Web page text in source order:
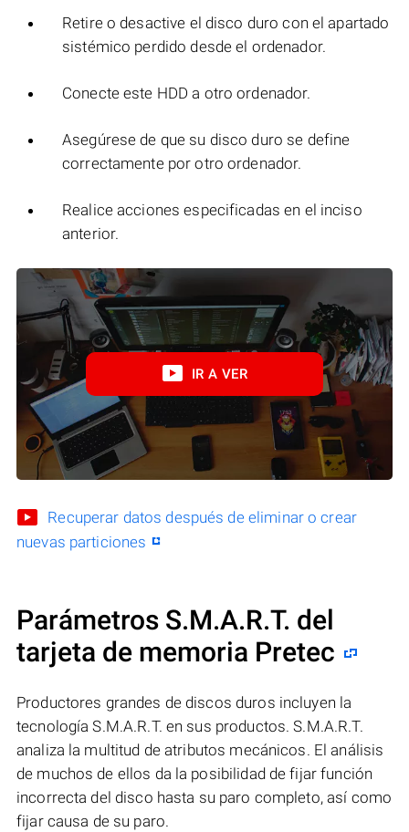
Retire o desactive el disco duro con el apartado
sistémico perdido desde el ordenador.
Conecte este HDD a otro ordenador.
Asegúrese de que su disco duro se define
correctamente por otro ordenador.
Realice acciones especificadas en el inciso
anterior.
IR A VER
Recuperar datos después de eliminar o crear
nuevas particiones
Parámetros S.M.A.R.T. del
tarjeta de memoria Pretec
Productores grandes de discos duros incluyen la
tecnología S.M.A.R.T. en sus productos. S.M.A.R.T.
analiza la multitud de atributos mecánicos. El análisis
de muchos de ellos da la posibilidad de fijar función
incorrecta del disco hasta su paro completo, así como
fijar causa de su paro.